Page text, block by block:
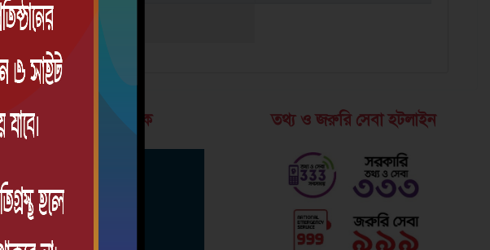
সকল শিক্ষাবোর্ডের লিংক
BISE, Dhaka
BISE, Barisal
BISE, Chattogram
BISE, Cumilla
তথ্য ও জরুরি সেবা হটলাইন